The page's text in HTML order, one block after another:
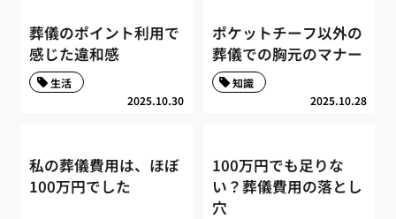
葬儀のポイント利用で
感じた違和感
2025.10.30
生活
ポケットチーフ以外の
葬儀での胸元のマナー
2025.10.28
知識
私の葬儀費用は、ほぼ
100万円でした
100万円でも足りな
い？葬儀費用の落とし
穴